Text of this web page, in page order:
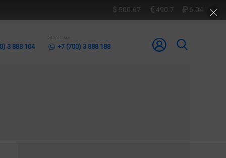
500.67 490.7 6.04
3 888 104
Жарнама
+7 (700) 3 888 188